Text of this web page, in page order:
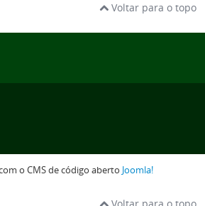
Voltar para o topo
o CMS de código aberto Joomla!